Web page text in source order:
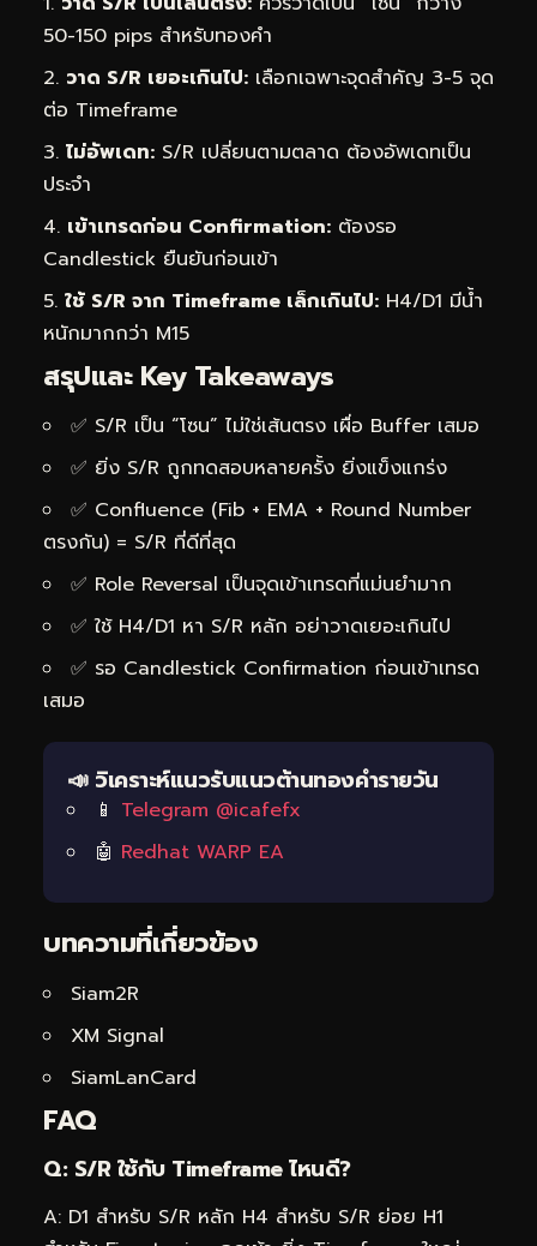
50-150 pips สำหรับทองคำ
วาด S/R เยอะเกินไป: เลือกเฉพาะจุดสำคัญ 3-5 จุด
ต่อ Timeframe
ไม่อัพเดท: S/R เปลี่ยนตามตลาด ต้องอัพเดทเป็น
ประจำ
เข้าเทรดก่อน Confirmation: ต้องรอ
Candlestick ยืนยันก่อนเข้า
ใช้ S/R จาก Timeframe เล็กเกินไป: H4/D1 มีน้ำ
หนักมากกว่า M15
สรุปและ Key Takeaways
✅ S/R เป็น “โซน” ไม่ใช่เส้นตรง เผื่อ Buffer เสมอ
✅ ยิ่ง S/R ถูกทดสอบหลายครั้ง ยิ่งแข็งแกร่ง
✅ Confluence (Fib + EMA + Round Number
ตรงกัน) = S/R ที่ดีที่สุด
✅ Role Reversal เป็นจุดเข้าเทรดที่แม่นยำมาก
✅ ใช้ H4/D1 หา S/R หลัก อย่าวาดเยอะเกินไป
✅ รอ Candlestick Confirmation ก่อนเข้าเทรด
เสมอ
📣 วิเคราะห์แนวรับแนวต้านทองคำรายวัน
📱 Telegram @icafefx
🤖 Redhat WARP EA
บทความที่เกี่ยวข้อง
Siam2R
XM Signal
SiamLanCard
FAQ
Q: S/R ใช้กับ Timeframe ไหนดี?
A: D1 สำหรับ S/R หลัก H4 สำหรับ S/R ย่อย H1